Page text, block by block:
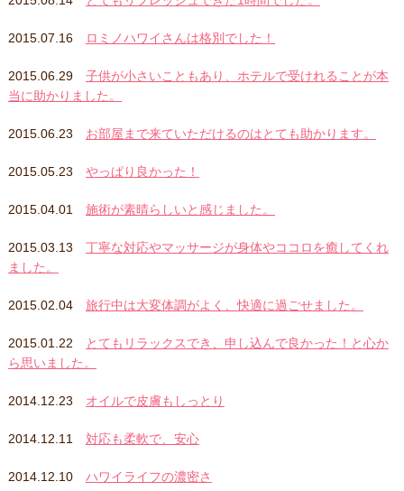
2015.07.16 ロミノハワイさんは格別でした！
2015.06.29
子供が小さいこともあり、ホテルで受けれることが本
当に助かりました。
2015.06.23 お部屋まで来ていただけるのはとても助かります。
2015.05.23 やっぱり良かった！
2015.04.01 施術が素晴らしいと感じました。
2015.03.13
丁寧な対応やマッサージが身体やココロを癒してくれ
ました。
2015.02.04 旅行中は大変体調がよく、快適に過ごせました。
2015.01.22
とてもリラックスでき、申し込んで良かった！と心か
ら思いました。
2014.12.23 オイルで皮膚もしっとり
2014.12.11 対応も柔軟で、安心
2014.12.10 ハワイライフの濃密さ